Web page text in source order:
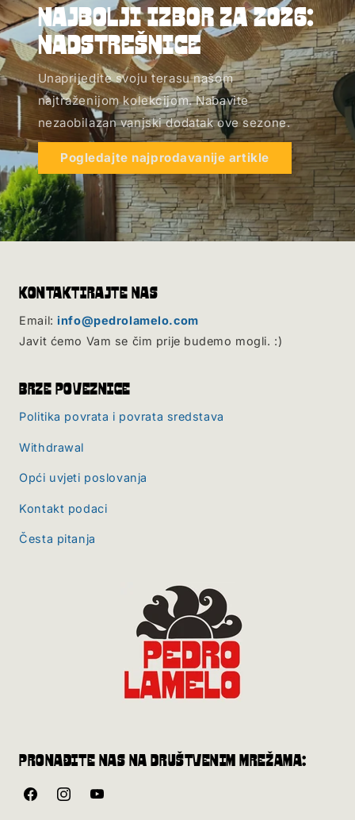
Najbolji izbor za 2026:
Nadstrešnice
Unaprijedite svoju terasu našom
najtraženijom kolekcijom. Nabavite
nezaobilazan vanjski dodatak ove sezone.
Pogledajte najprodavanije artikle
Kontaktirajte nas
Email: info@pedrolamelo.com
Javit ćemo Vam se čim prije budemo mogli. :)
Brze poveznice
Politika povrata i povrata sredstava
Withdrawal
Opći uvjeti poslovanja
Kontakt podaci
Česta pitanja
Pronađite nas na društvenim mrežama:
FacebookInstagramYouTube